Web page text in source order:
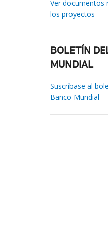
Ver documentos
los proyectos
BOLETÍN
MUNDIAL
Suscríbase al
Banco Mundial